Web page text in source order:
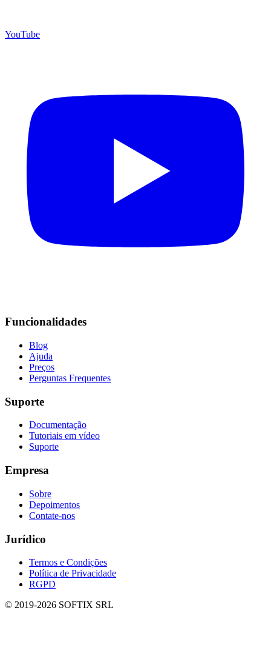
YouTube
Funcionalidades
Blog
Ajuda
Preços
Perguntas Frequentes
Suporte
Documentação
Tutoriais em vídeo
Suporte
Empresa
Sobre
Depoimentos
Contate-nos
Jurídico
Termos e Condições
Política de Privacidade
RGPD
© 2019-2026 SOFTIX SRL